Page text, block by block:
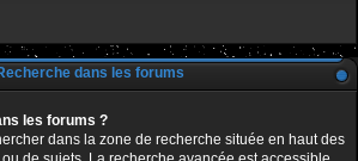
dans les forums
les forums ?
dans la zone de recherche située en haut des